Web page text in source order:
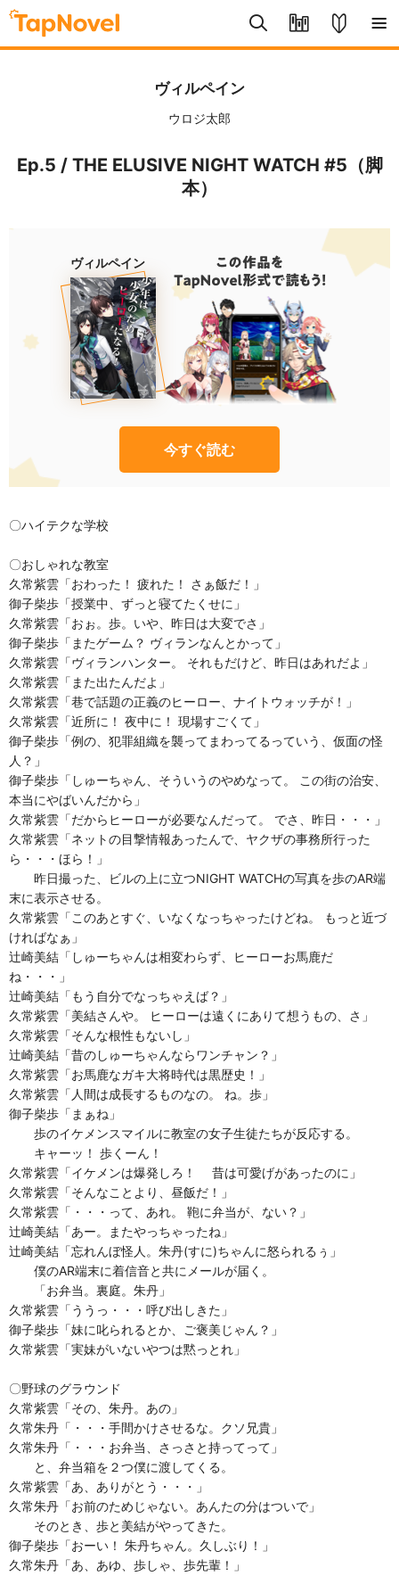
ヴィルペイン
ウロジ太郎
Ep.5 / THE ELUSIVE NIGHT WATCH #5（脚
本）
ヴィルペイン
今すぐ読む
〇ハイテクな学校
〇おしゃれな教室
久常紫雲「おわった！ 疲れた！ さぁ飯だ！」
御子柴歩「授業中、ずっと寝てたくせに」
久常紫雲「おぉ。歩。いや、昨日は大変でさ」
御子柴歩「またゲーム？ ヴィランなんとかって」
久常紫雲「ヴィランハンター。 それもだけど、昨日はあれだよ」
久常紫雲「また出たんだよ」
久常紫雲「巷で話題の正義のヒーロー、ナイトウォッチが！」
久常紫雲「近所に！ 夜中に！ 現場すごくて」
御子柴歩「例の、犯罪組織を襲ってまわってるっていう、仮面の怪
人？」
御子柴歩「しゅーちゃん、そういうのやめなって。 この街の治安、
本当にやばいんだから」
久常紫雲「だからヒーローが必要なんだって。 でさ、昨日・・・」
久常紫雲「ネットの目撃情報あったんで、ヤクザの事務所行った
ら・・・ほら！」
昨日撮った、ビルの上に立つNIGHT WATCHの写真を歩のAR端
末に表示させる。
久常紫雲「このあとすぐ、いなくなっちゃったけどね。 もっと近づ
ければなぁ」
辻崎美結「しゅーちゃんは相変わらず、ヒーローお馬鹿だ
ね・・・」
辻崎美結「もう自分でなっちゃえば？」
久常紫雲「美結さんや。 ヒーローは遠くにありて想うもの、さ」
久常紫雲「そんな根性もないし」
辻崎美結「昔のしゅーちゃんならワンチャン？」
久常紫雲「お馬鹿なガキ大将時代は黒歴史！」
久常紫雲「人間は成長するものなの。 ね。歩」
御子柴歩「まぁね」
歩のイケメンスマイルに教室の女子生徒たちが反応する。
キャーッ！ 歩くーん！
久常紫雲「イケメンは爆発しろ！ 昔は可愛げがあったのに」
久常紫雲「そんなことより、昼飯だ！」
久常紫雲「・・・って、あれ。 鞄に弁当が、ない？」
辻崎美結「あー。またやっちゃったね」
辻崎美結「忘れんぼ怪人。朱丹(すに)ちゃんに怒られるぅ」
僕のAR端末に着信音と共にメールが届く。
「お弁当。裏庭。朱丹」
久常紫雲「ううっ・・・呼び出しきた」
御子柴歩「妹に叱られるとか、ご褒美じゃん？」
久常紫雲「実妹がいないやつは黙っとれ」
〇野球のグラウンド
久常紫雲「その、朱丹。あの」
久常朱丹「・・・手間かけさせるな。クソ兄貴」
久常朱丹「・・・お弁当、さっさと持ってって」
と、弁当箱を２つ僕に渡してくる。
久常紫雲「あ、ありがとう・・・」
久常朱丹「お前のためじゃない。あんたの分はついで」
そのとき、歩と美結がやってきた。
御子柴歩「おーい！ 朱丹ちゃん。久しぶり！」
久常朱丹「あ、あゆ、歩しゃ、歩先輩！」